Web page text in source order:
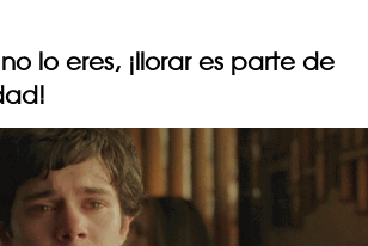
lo eres, ¡llorar es parte de